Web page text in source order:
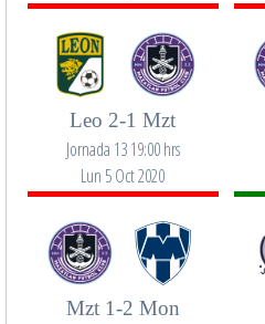
Leo 2-1 Mzt
Jornada 13 19:00 hrs
Lun 5 Oct 2020
Mzt 1-2 Mon